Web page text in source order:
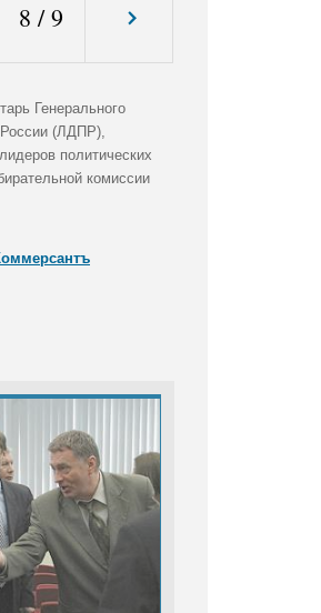
8 /9
Генерального
России (ЛДПР),
политических
комиссии